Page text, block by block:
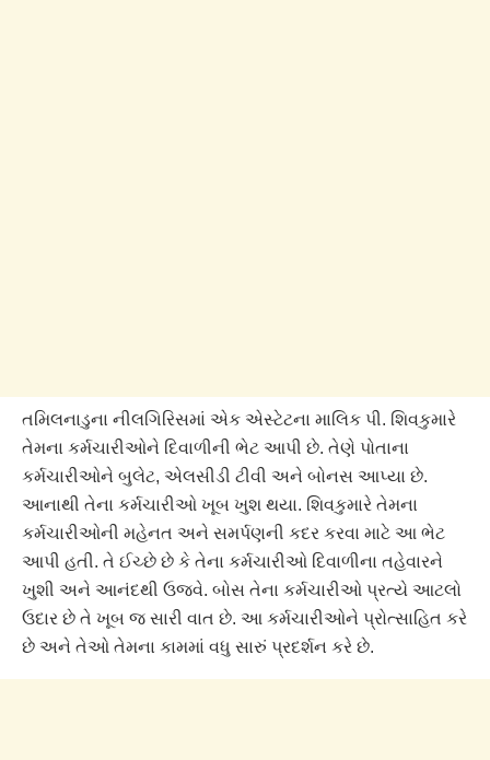
તમિલનાડુના નીલગિરિસમાં એક એસ્ટેટના માલિક પી. શિવકુમારે
તેમના કર્મચારીઓને દિવાળીની ભેટ આપી છે. તેણે પોતાના
કર્મચારીઓને બુલેટ, એલસીડી ટીવી અને બોનસ આપ્યા છે.
આનાથી તેના કર્મચારીઓ ખૂબ ખુશ થયા. શિવકુમારે તેમના
કર્મચારીઓની મહેનત અને સમર્પણની કદર કરવા માટે આ ભેટ
આપી હતી. તે ઈચ્છે છે કે તેના કર્મચારીઓ દિવાળીના તહેવારને
ખુશી અને આનંદથી ઉજવે. બોસ તેના કર્મચારીઓ પ્રત્યે આટલો
ઉદાર છે તે ખૂબ જ સારી વાત છે. આ કર્મચારીઓને પ્રોત્સાહિત કરે
છે અને તેઓ તેમના કામમાં વધુ સારું પ્રદર્શન કરે છે.